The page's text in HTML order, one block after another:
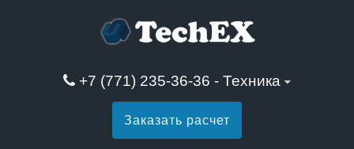
+7 (771) 235-36-36 - Техника
Заказать расчет